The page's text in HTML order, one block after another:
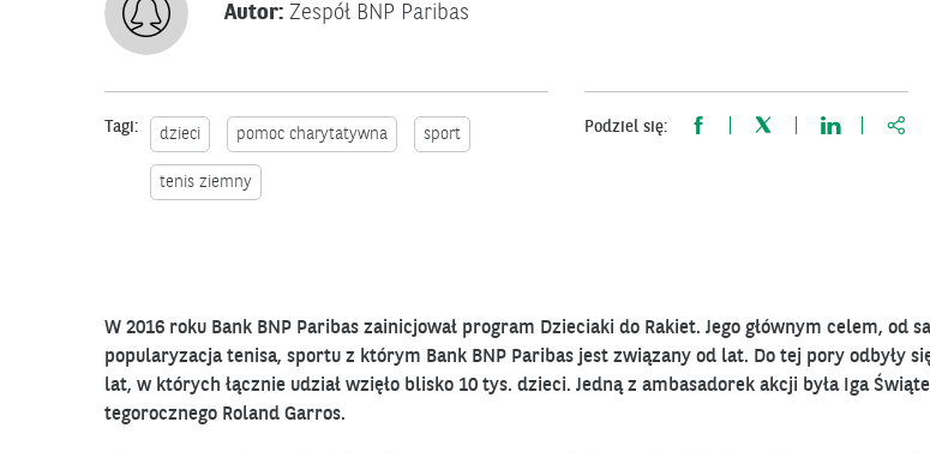
Autor: Zespół BNP Paribas
Tagi: dzieci pomoc charytatywna sport
tenis ziemny
Podziel się:
W 2016 roku Bank BNP Paribas zainicjował program Dzieciaki do Rakiet. Jego głównym celem, od
popularyzacja tenisa, sportu z którym Bank BNP Paribas jest związany od lat. Do tej pory odbyły
lat, w których łącznie udział wzięło blisko 10 tys. dzieci. Jedną z ambasadorek akcji była Iga
tegorocznego Roland Garros.